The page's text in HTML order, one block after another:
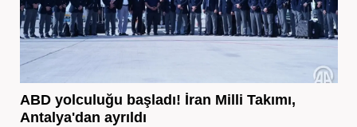
ABD yolculuğu başladı! İran Milli Takımı,
Antalya'dan ayrıldı